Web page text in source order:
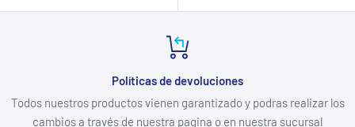
Políticas de devoluciones
Todos nuestros productos vienen garantizado y podras realizar los
cambios a través de nuestra pagina o en nuestra sucursal